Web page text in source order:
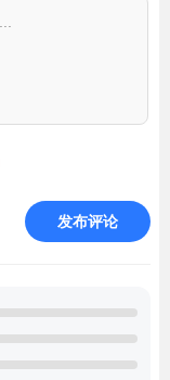
发布评论